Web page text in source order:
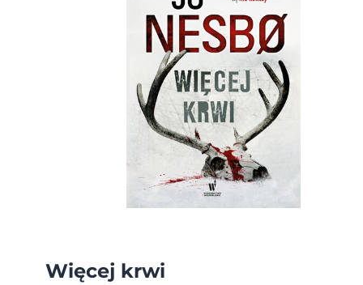
Więcej krwi